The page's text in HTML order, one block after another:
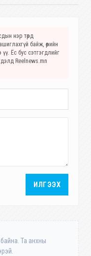
нэр төрд
байж, өөрийн
Ёс бус сэтгэгдлийг
Reelnews.mn
ИЛГЭЭХ
Та анхны